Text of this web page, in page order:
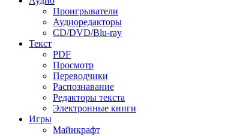
Проигрыватели
Аудиоредакторы
CD/DVD/Blu-ray
Текст
PDF
Просмотр
Переводчики
Распознавание
Редакторы текста
Электронные книги
Игры
Майнкрафт